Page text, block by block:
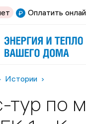
Оплатить
Истории
тур по